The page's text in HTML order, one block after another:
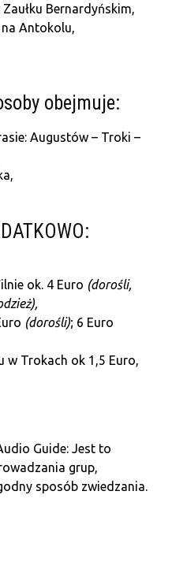
Bernardyńskim,
na Antokolu,
obejmuje:
Augustów – Troki –
ok. 4 Euro (dorośli,
(dorośli); 6 Euro
w Trokach ok 1,5 Euro,
Guide: Jest to
grup,
sposób zwiedzania.